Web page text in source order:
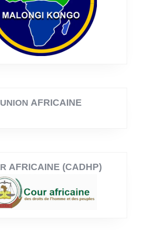
UNION AFRICAINE
AFRICAINE (CADHP)